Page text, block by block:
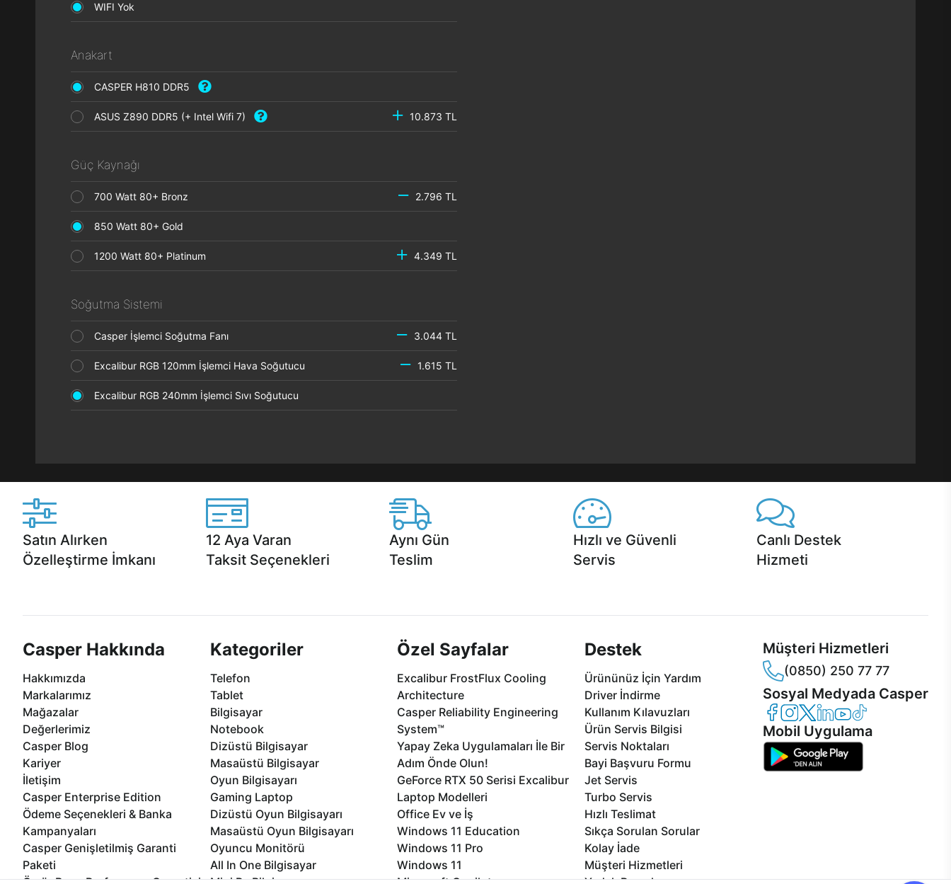
WIFI Yok
Anakart
CASPER H810 DDR5
ASUS Z890 DDR5 (+ Intel Wifi 7) 10.873 TL
Güç Kaynağı
700 Watt 80+ Bronz 2.796 TL
850 Watt 80+ Gold
1200 Watt 80+ Platinum 4.349 TL
Soğutma Sistemi
Casper İşlemci Soğutma Fanı 3.044 TL
Excalibur RGB 120mm İşlemci Hava Soğutucu 1.615 TL
Excalibur RGB 240mm İşlemci Sıvı Soğutucu
Satın Alırken
Özelleştirme İmkanı
12 Aya Varan
Taksit Seçenekleri
Aynı Gün
Teslim
Hızlı ve Güvenli
Servis
Canlı Destek
Hizmeti
Casper Hakkında
Hakkımızda
Markalarımız
Mağazalar
Değerlerimiz
Casper Blog
Kariyer
İletişim
Casper Enterprise Edition
Ödeme Seçenekleri & Banka
Kampanyaları
Casper Genişletilmiş Garanti
Paketi
Kategoriler
Telefon
Tablet
Bilgisayar
Notebook
Dizüstü Bilgisayar
Masaüstü Bilgisayar
Oyun Bilgisayarı
Gaming Laptop
Dizüstü Oyun Bilgisayarı
Masaüstü Oyun Bilgisayarı
Oyuncu Monitörü
All In One Bilgisayar
Özel Sayfalar
Excalibur FrostFlux Cooling
Architecture
Casper Reliability Engineering
System™
Yapay Zeka Uygulamaları İle Bir
Adım Önde Olun!
GeForce RTX 50 Serisi Excalibur
Laptop Modelleri
Office Ev ve İş
Windows 11 Education
Windows 11 Pro
Windows 11
Destek
Ürününüz İçin Yardım
Driver İndirme
Kullanım Kılavuzları
Ürün Servis Bilgisi
Servis Noktaları
Bayi Başvuru Formu
Jet Servis
Turbo Servis
Hızlı Teslimat
Sıkça Sorulan Sorular
Kolay İade
Müşteri Hizmetleri
Müşteri Hizmetleri
(0850) 250 77 77
Sosyal Medyada Casper
Casper Facebook
Casper Instagram
Casper Twitter
Casper LinkedIn
Casper YouTube
Casper TikTok
Mobil Uygulama